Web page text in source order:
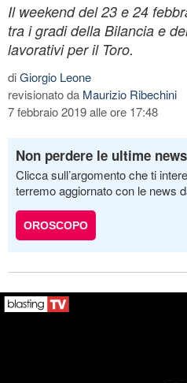
Il weekend del 23 e 24
tra i gradi della Bilancia e
lavorativi per il Toro.
diGiorgio Leone
revisionato da Maurizio Ribechini
7 febbraio 2019 alle ore 17:48
Non perdere le ultime news
Clicca sull’argomento che ti
terremo aggiornato con le news
OROSCOPO